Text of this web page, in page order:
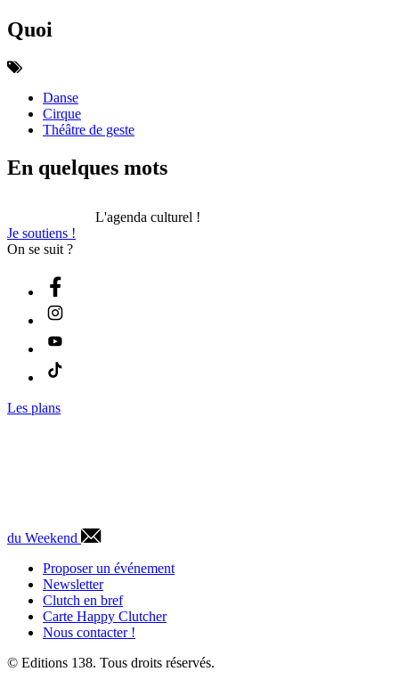
Quoi
Danse
Cirque
Théâtre de geste
En quelques mots
L'agenda culturel !
Je soutiens !
On se suit ?
Les plans
du Weekend
Proposer un événement
Newsletter
Clutch en bref
Carte Happy Clutcher
Nous contacter !
© Editions 138. Tous droits réservés.